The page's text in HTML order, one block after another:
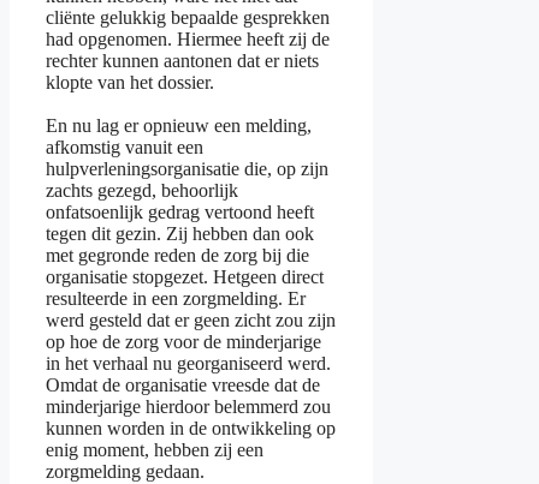
cliënte gelukkig bepaalde gesprekken
had opgenomen. Hiermee heeft zij de
rechter kunnen aantonen dat er niets
klopte van het dossier.
En nu lag er opnieuw een melding,
afkomstig vanuit een
hulpverleningsorganisatie die, op zijn
zachts gezegd, behoorlijk
onfatsoenlijk gedrag vertoond heeft
tegen dit gezin. Zij hebben dan ook
met gegronde reden de zorg bij die
organisatie stopgezet. Hetgeen direct
resulteerde in een zorgmelding. Er
werd gesteld dat er geen zicht zou zijn
op hoe de zorg voor de minderjarige
in het verhaal nu georganiseerd werd.
Omdat de organisatie vreesde dat de
minderjarige hierdoor belemmerd zou
kunnen worden in de ontwikkeling op
enig moment, hebben zij een
zorgmelding gedaan.